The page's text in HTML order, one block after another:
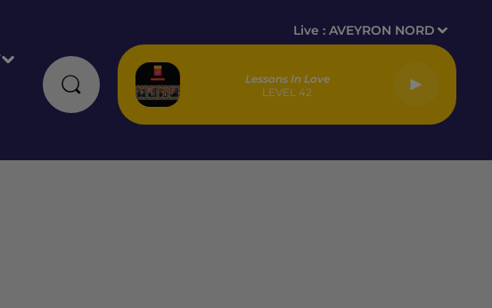
Live :AVEYRON NORD
Lessons In Love
LEVEL 42